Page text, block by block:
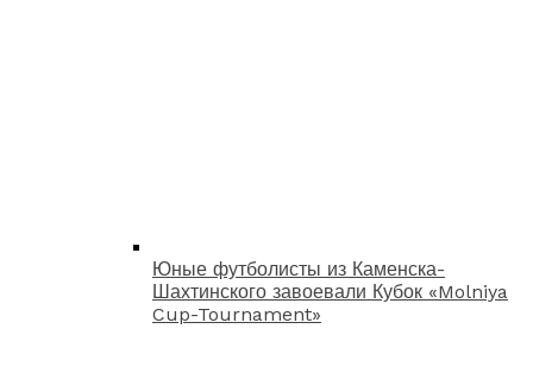
Юные футболисты из Каменска-
Шахтинского завоевали Кубок «Molniya
Cup-Tournament»